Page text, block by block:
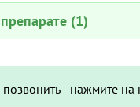
(1)
позвонить - нажмите на